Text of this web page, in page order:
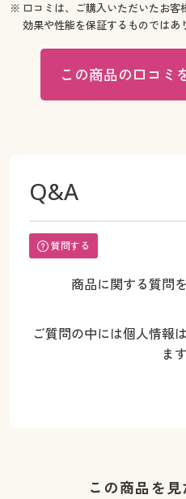
※ 口コミは、ご購入いただいたお客
効果や性能を保証するものではあ
この商品の口コミ
Q&A
質問する
商品に関する質問
ご質問の中には個人情報
ま
この商品を